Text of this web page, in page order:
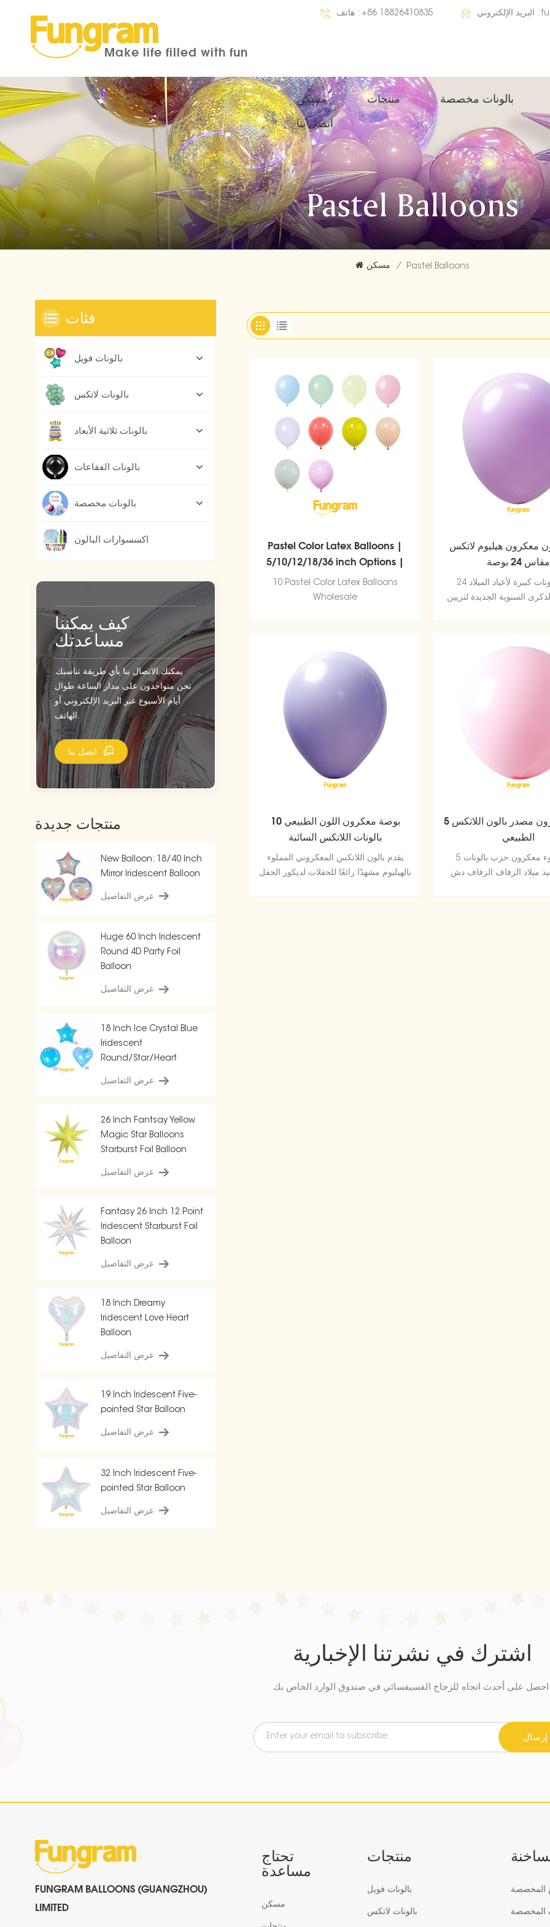
هاتف : +86 18826410835 البريد الإلكتروني :
مسكن منتجات بالونات مخصصة
اتصل بنا
Make life filled with fun
Pastel Balloons
مسكن / Pastel Balloons
Pastel Color Latex Balloons |
5/10/12/18/36 inch Options |
Latex Balloon Factory
10 Pastel Color Latex Balloons
Wholesale
معكرون هيليوم لاتكس
مقاس 24 بوصة
24 بوصة بالونات كبيرة لأعياد الميلاد
السنوية الجديدة لتزيين
10 بوصة معكرون اللون الطبيعي
بالونات اللاتكس السائبة
يقدم بالون اللاتكس المعكروني المملوء
بالهيليوم مشهدًا رائعًا للحفلات لديكور الحفل
5 بوصة معكرون مصدر بالون اللاتكس
الطبيعي
5 بوصة ضوء معكرون حزب بالونات
ميلاد الزفاف الزفاف دش
فئات
بالونات فويل
بالونات لاتكس
بالونات ثلاثية الأبعاد
بالونات الفقاعات
بالونات مخصصة
اكسسوارات البالون
كيف يمكننا
مساعدتك
يمكنك الاتصال بنا بأي طريقة تناسبك.
نحن متواجدون على مدار الساعة طوال
أيام الأسبوع عبر البريد الإلكتروني أو
الهاتف.
اتصل بنا
منتجات جديدة
New Balloon: 18/40 Inch
Mirror Iridescent Balloon
عرض التفاصيل
Huge 60 Inch Iridescent
Round 4D Party Foil
Balloon
عرض التفاصيل
18 Inch Ice Crystal Blue
Iridescent
Round/Star/Heart
عرض التفاصيل
26 Inch Fantsay Yellow
Magic Star Balloons
Starburst Foil Balloon
عرض التفاصيل
Fantasy 26 Inch 12 Point
Iridescent Starburst Foil
Balloon
عرض التفاصيل
18 Inch Dreamy
Iridescent Love Heart
Balloon
عرض التفاصيل
19 Inch Iridescent Five-
pointed Star Balloon
عرض التفاصيل
32 Inch Iridescent Five-
pointed Star Balloon
عرض التفاصيل
اشترك في نشرتنا الإخبارية
إرسال
FUNGRAM BALLOONS (GUANGZHOU)
LIMITED
تحتاج
مساعدة
مسكن
منتجات
بالونات فويل
بالونات لاتكس
المخصصة
المخصصة